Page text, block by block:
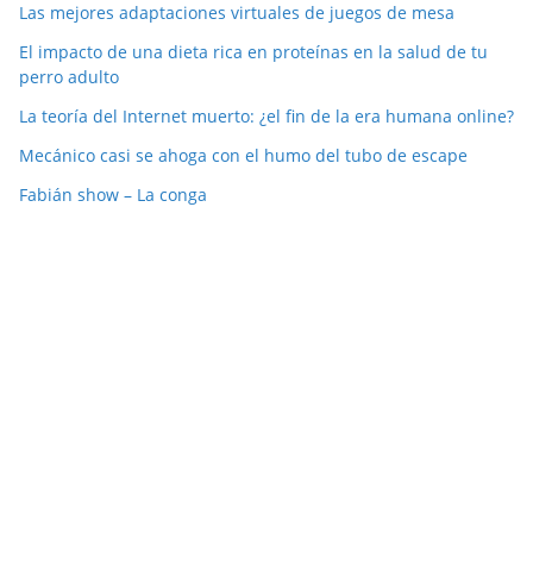
Las mejores adaptaciones virtuales de juegos de mesa
El impacto de una dieta rica en proteínas en la salud de tu
perro adulto
La teoría del Internet muerto: ¿el fin de la era humana online?
Mecánico casi se ahoga con el humo del tubo de escape
Fabián show – La conga